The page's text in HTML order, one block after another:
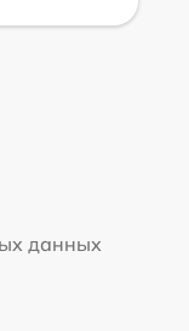
данных